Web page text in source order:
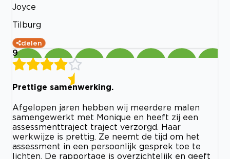
Joyce
Tilburg
delen
9
Prettige samenwerking.
Afgelopen jaren hebben wij meerdere malen
samengewerkt met Monique en heeft zij een
assessmenttraject traject verzorgd. Haar
werkwijze is prettig. Ze neemt de tijd om het
assessment in een persoonlijk gesprek toe te
lichten. De rapportage is overzichtelijk en geeft